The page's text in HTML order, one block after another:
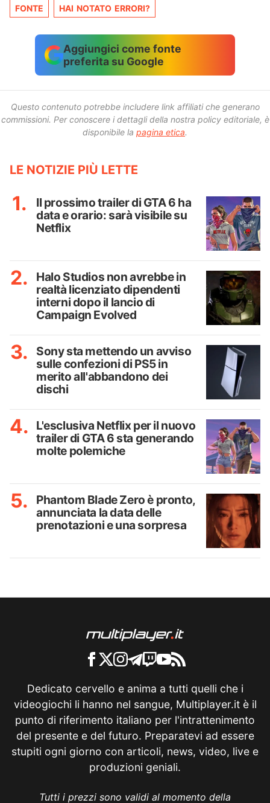
FONTE HAI NOTATO ERRORI?
Aggiungici come fonte
preferita su Google
Questo contenuto potrebbe includere link affiliati che generano
commissioni. Per conoscere i dettagli della nostra policy editoriale, è
disponibile la pagina etica.
LE NOTIZIE PIÙ LETTE
Il prossimo trailer di GTA 6 ha
data e orario: sarà visibile su
Netflix
Halo Studios non avrebbe in
realtà licenziato dipendenti
interni dopo il lancio di
Campaign Evolved
Sony sta mettendo un avviso
sulle confezioni di PS5 in
merito all'abbandono dei
dischi
L'esclusiva Netflix per il nuovo
trailer di GTA 6 sta generando
molte polemiche
Phantom Blade Zero è pronto,
annunciata la data delle
prenotazioni e una sorpresa
Dedicato cervello e anima a tutti quelli che i
videogiochi li hanno nel sangue, Multiplayer.it è il
punto di riferimento italiano per l'intrattenimento
del presente e del futuro. Preparatevi ad essere
stupiti ogni giorno con articoli, news, video, live e
produzioni geniali.
Tutti i prezzi sono validi al momento della